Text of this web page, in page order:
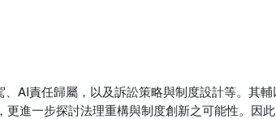
AI責任歸屬，以及訴訟策略與制度設計等。其
進一步探討法理重構與制度創新之可能性。因